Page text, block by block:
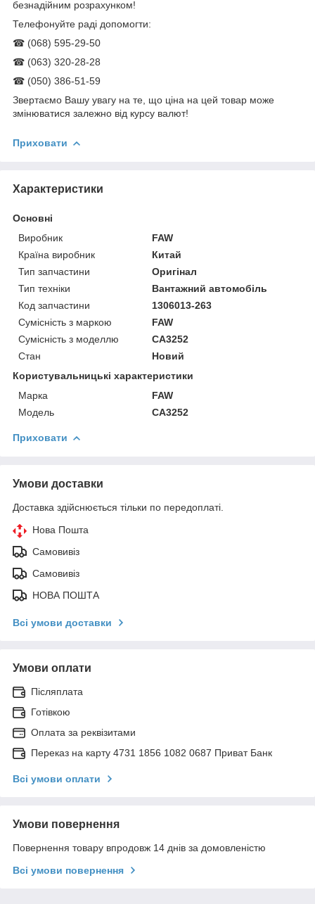
безнадійним розрахунком!
Телефонуйте раді допомогти:
☎ (068) 595-29-50
☎ (063) 320-28-28
☎ (050) 386-51-59
Звертаємо Вашу увагу на те, що ціна на цей товар може
змінюватися залежно від курсу валют!
Приховати
Характеристики
Основні
Виробник
FAW
Країна виробник
Китай
Тип запчастини
Оригінал
Тип техніки
Вантажний автомобіль
Код запчастини
1306013-263
Сумісність з маркою
FAW
Сумісність з моделлю
CA3252
Стан
Новий
Користувальницькі характеристики
Марка
FAW
Модель
CA3252
Приховати
Умови доставки
Доставка здійснюється тільки по передоплаті.
Нова Пошта
Самовивіз
Самовивіз
НОВА ПОШТА
Всі умови доставки
Умови оплати
Післяплата
Готівкою
Оплата за реквізитами
Переказ на карту 4731 1856 1082 0687 Приват Банк
Всі умови оплати
Умови повернення
Повернення товару впродовж 14 днів за домовленістю
Всі умови повернення